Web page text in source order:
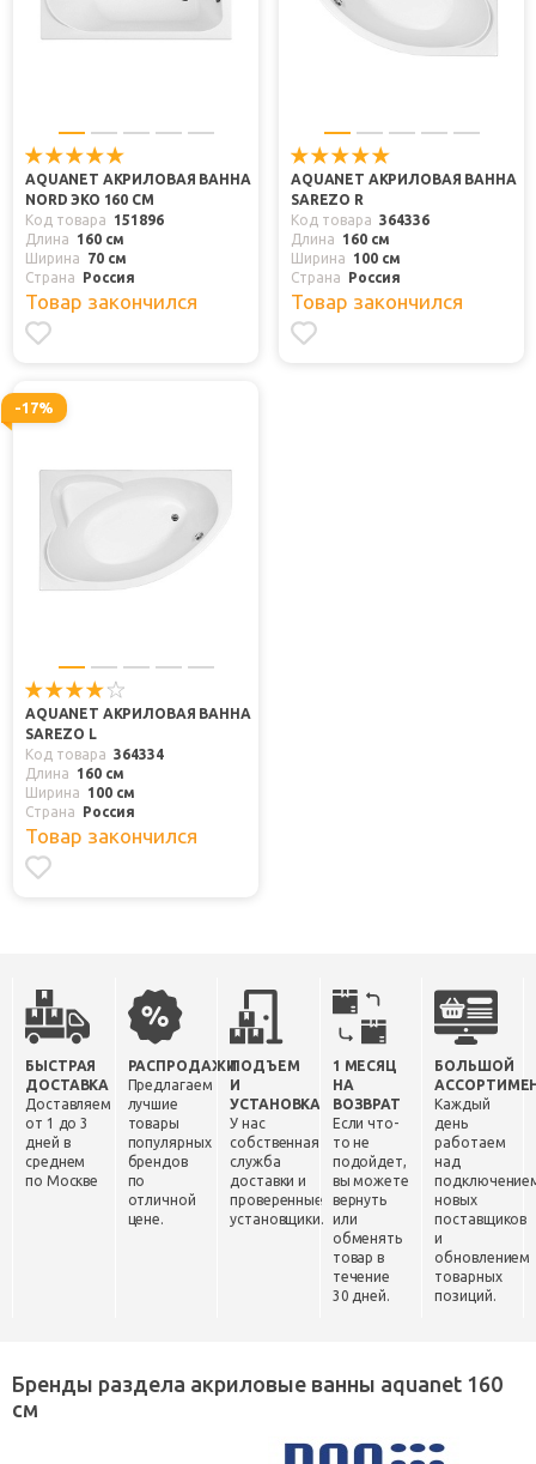
AQUANET АКРИЛОВАЯ ВАННА
NORD ЭКО 160 СМ
Код товара
151896
Длина
160 см
Ширина
70 см
Страна
Россия
Товар закончился
AQUANET АКРИЛОВАЯ ВАННА
SAREZO R
Код товара 364336
Длина
160 см
Ширина
100 см
Страна
Россия
Товар закончился
-17%
AQUANET АКРИЛОВАЯ ВАННА
SAREZO L
Код товара 364334
Длина
160 см
Ширина
100 см
Страна
Россия
Товар закончился
БЫСТРАЯ
ДОСТАВКА
Доставляем
от 1 до 3
дней в
среднем
по Москве
РАСПРОДАЖИ
Предлагаем
лучшие
товары
популярных
брендов
по
отличной
цене.
ПОДЪЕМ
И
УСТАНОВКА
У нас
собственная
служба
доставки и
проверенные
установщики.
1 МЕСЯЦ
НА
ВОЗВРАТ
Если что-
то не
подойдет,
вы можете
вернуть
или
обменять
товар в
течение
30 дней.
БОЛЬШОЙ
Каждый
день
работаем
над
новых
поставщиков
и
обновлением
товарных
позиций.
Бренды раздела акриловые ванны aquanet 160
см